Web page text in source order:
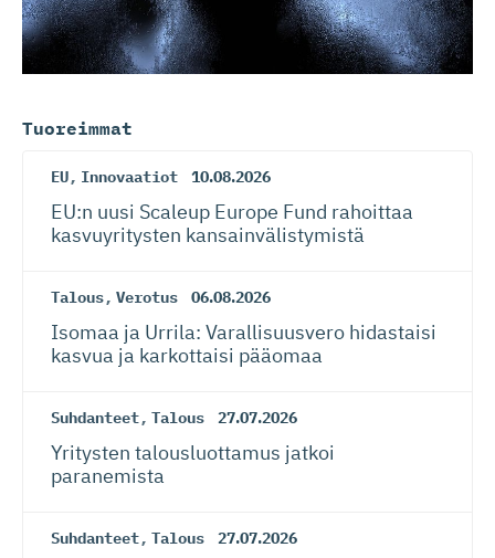
Tuoreimmat
EU, Innovaatiot 10.08.2026
EU:n uusi Scaleup Europe Fund rahoittaa
kasvuyritysten kansainvä­lis­tymistä
Talous, Verotus 06.08.2026
Isomaa ja Urrila: Varallisuusvero hidastaisi
kasvua ja karkottaisi pääomaa
Suhdanteet, Talous 27.07.2026
Yritysten talousluottamus jatkoi
paranemista
Suhdanteet, Talous 27.07.2026